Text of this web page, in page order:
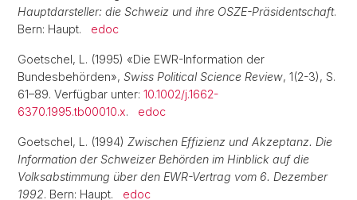
Hauptdarsteller: die Schweiz und ihre OSZE-Präsidentschaft.
Bern: Haupt. edoc
Goetschel, L. (1995) «Die EWR-Information der
Bundesbehörden», Swiss Political Science Review, 1(2-3), S.
61–89. Verfügbar unter: 10.1002/j.1662-
6370.1995.tb00010.x. edoc
Goetschel, L. (1994) Zwischen Effizienz und Akzeptanz. Die
Information der Schweizer Behörden im Hinblick auf die
Volksabstimmung über den EWR-Vertrag vom 6. Dezember
1992. Bern: Haupt. edoc